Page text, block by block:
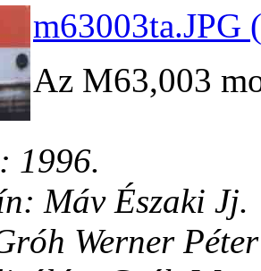
m63003ta.JPG
Az M63,003
1996.
Máv Északi Jj.
Werner Péter